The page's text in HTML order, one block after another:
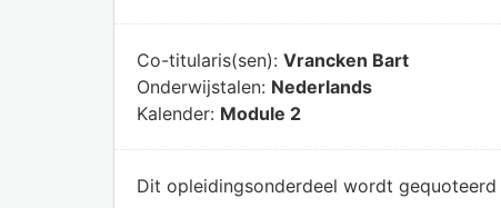
Co-titularis(sen): Vrancken Bart
Onderwijstalen: Nederlands
Kalender: Module 2
Dit opleidingsonderdeel wordt gequoteerd